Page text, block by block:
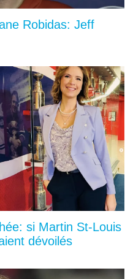
Robidas: Jeff
si Martin St-Louis
dévoilés